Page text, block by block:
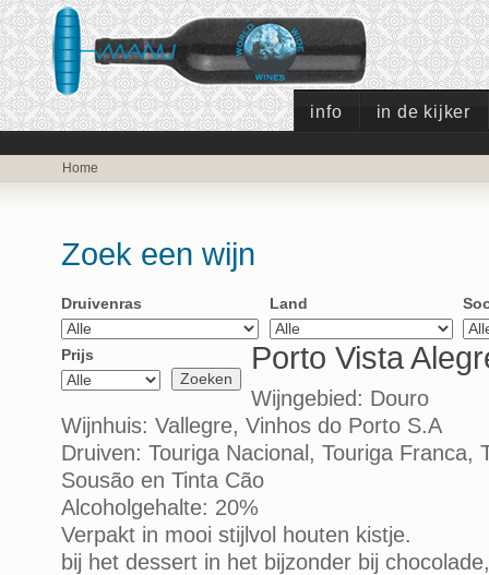
info in de kijker
Home
Zoek een wijn
Druivenras Land
Prijs Porto Vista
Wijngebied: Douro
Wijnhuis: Vallegre, Vinhos do Porto S.A
Druiven: Touriga Nacional, Touriga Franca,
Sousão en Tinta Cão
Alcoholgehalte: 20%
Verpakt in mooi stijlvol houten kistje.
bij het dessert in het bijzonder bij